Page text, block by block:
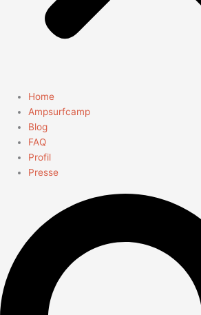
Home
Ampsurfcamp
Blog
FAQ
Profil
Presse